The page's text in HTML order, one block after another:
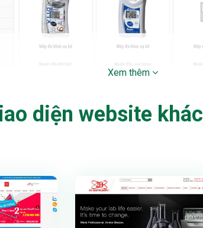
Xem thêm
diện website khác
Chi tiết